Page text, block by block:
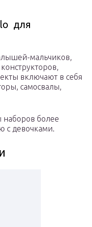
для
мальчиков,
включают в себя
самосвалы,
наборов более
с девочками.